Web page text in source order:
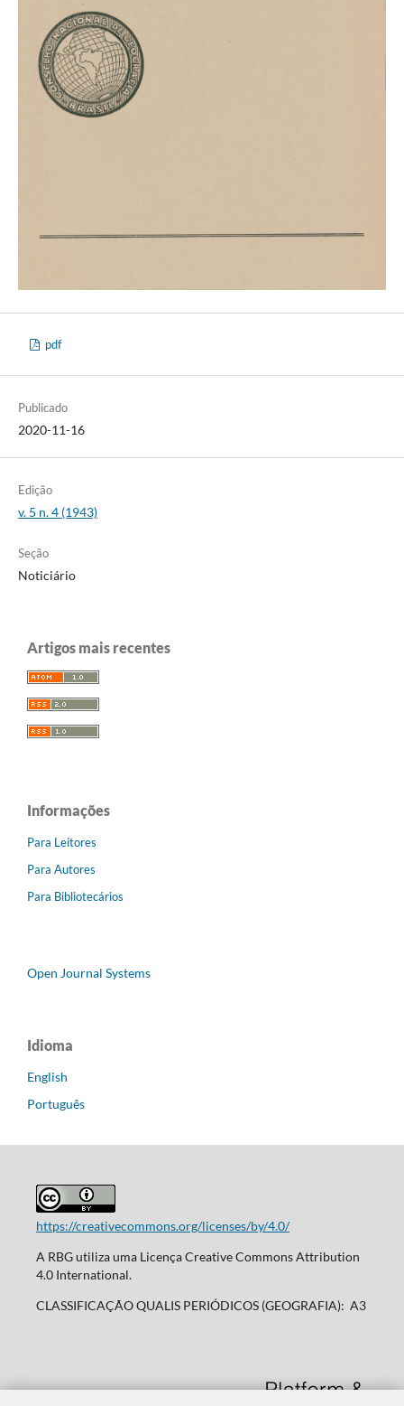
pdf
Publicado
2020-11-16
Edição
v. 5 n. 4 (1943)
Seção
Noticiário
Artigos mais recentes
Informações
Para Leitores
Para Autores
Para Bibliotecários
Open Journal Systems
Idioma
English
Português
https://creativecommons.org/licenses/by/4.0/
A RBG utiliza uma Licença Creative Commons Attribution
4.0 International.
CLASSIFICAÇÃO QUALIS PERIÓDICOS (GEOGRAFIA): A3